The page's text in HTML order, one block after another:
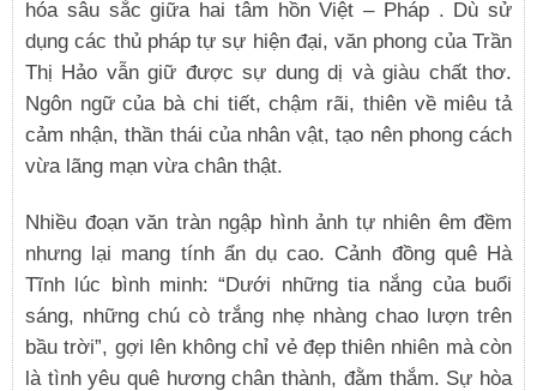
hóa sâu sắc giữa hai tâm hồn Việt – Pháp . Dù sử
dụng các thủ pháp tự sự hiện đại, văn phong của Trần
Thị Hảo vẫn giữ được sự dung dị và giàu chất thơ.
Ngôn ngữ của bà chi tiết, chậm rãi, thiên về miêu tả
cảm nhận, thần thái của nhân vật, tạo nên phong cách
vừa lãng mạn vừa chân thật.
Nhiều đoạn văn tràn ngập hình ảnh tự nhiên êm đềm
nhưng lại mang tính ẩn dụ cao. Cảnh đồng quê Hà
Tĩnh lúc bình minh: “Dưới những tia nắng của buổi
sáng, những chú cò trắng nhẹ nhàng chao lượn trên
bầu trời”, gợi lên không chỉ vẻ đẹp thiên nhiên mà còn
là tình yêu quê hương chân thành, đằm thắm. Sự hòa